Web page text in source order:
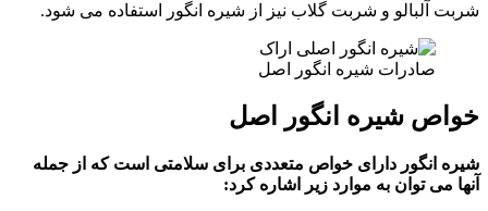
شربت آلبالو و شربت گلاب نیز از شیره انگور استفاده می شود.
صادرات شیره انگور اصل
خواص شیره انگور اصل
شیره انگور دارای خواص متعددی برای سلامتی است که از جمله
آنها می توان به موارد زیر اشاره کرد: